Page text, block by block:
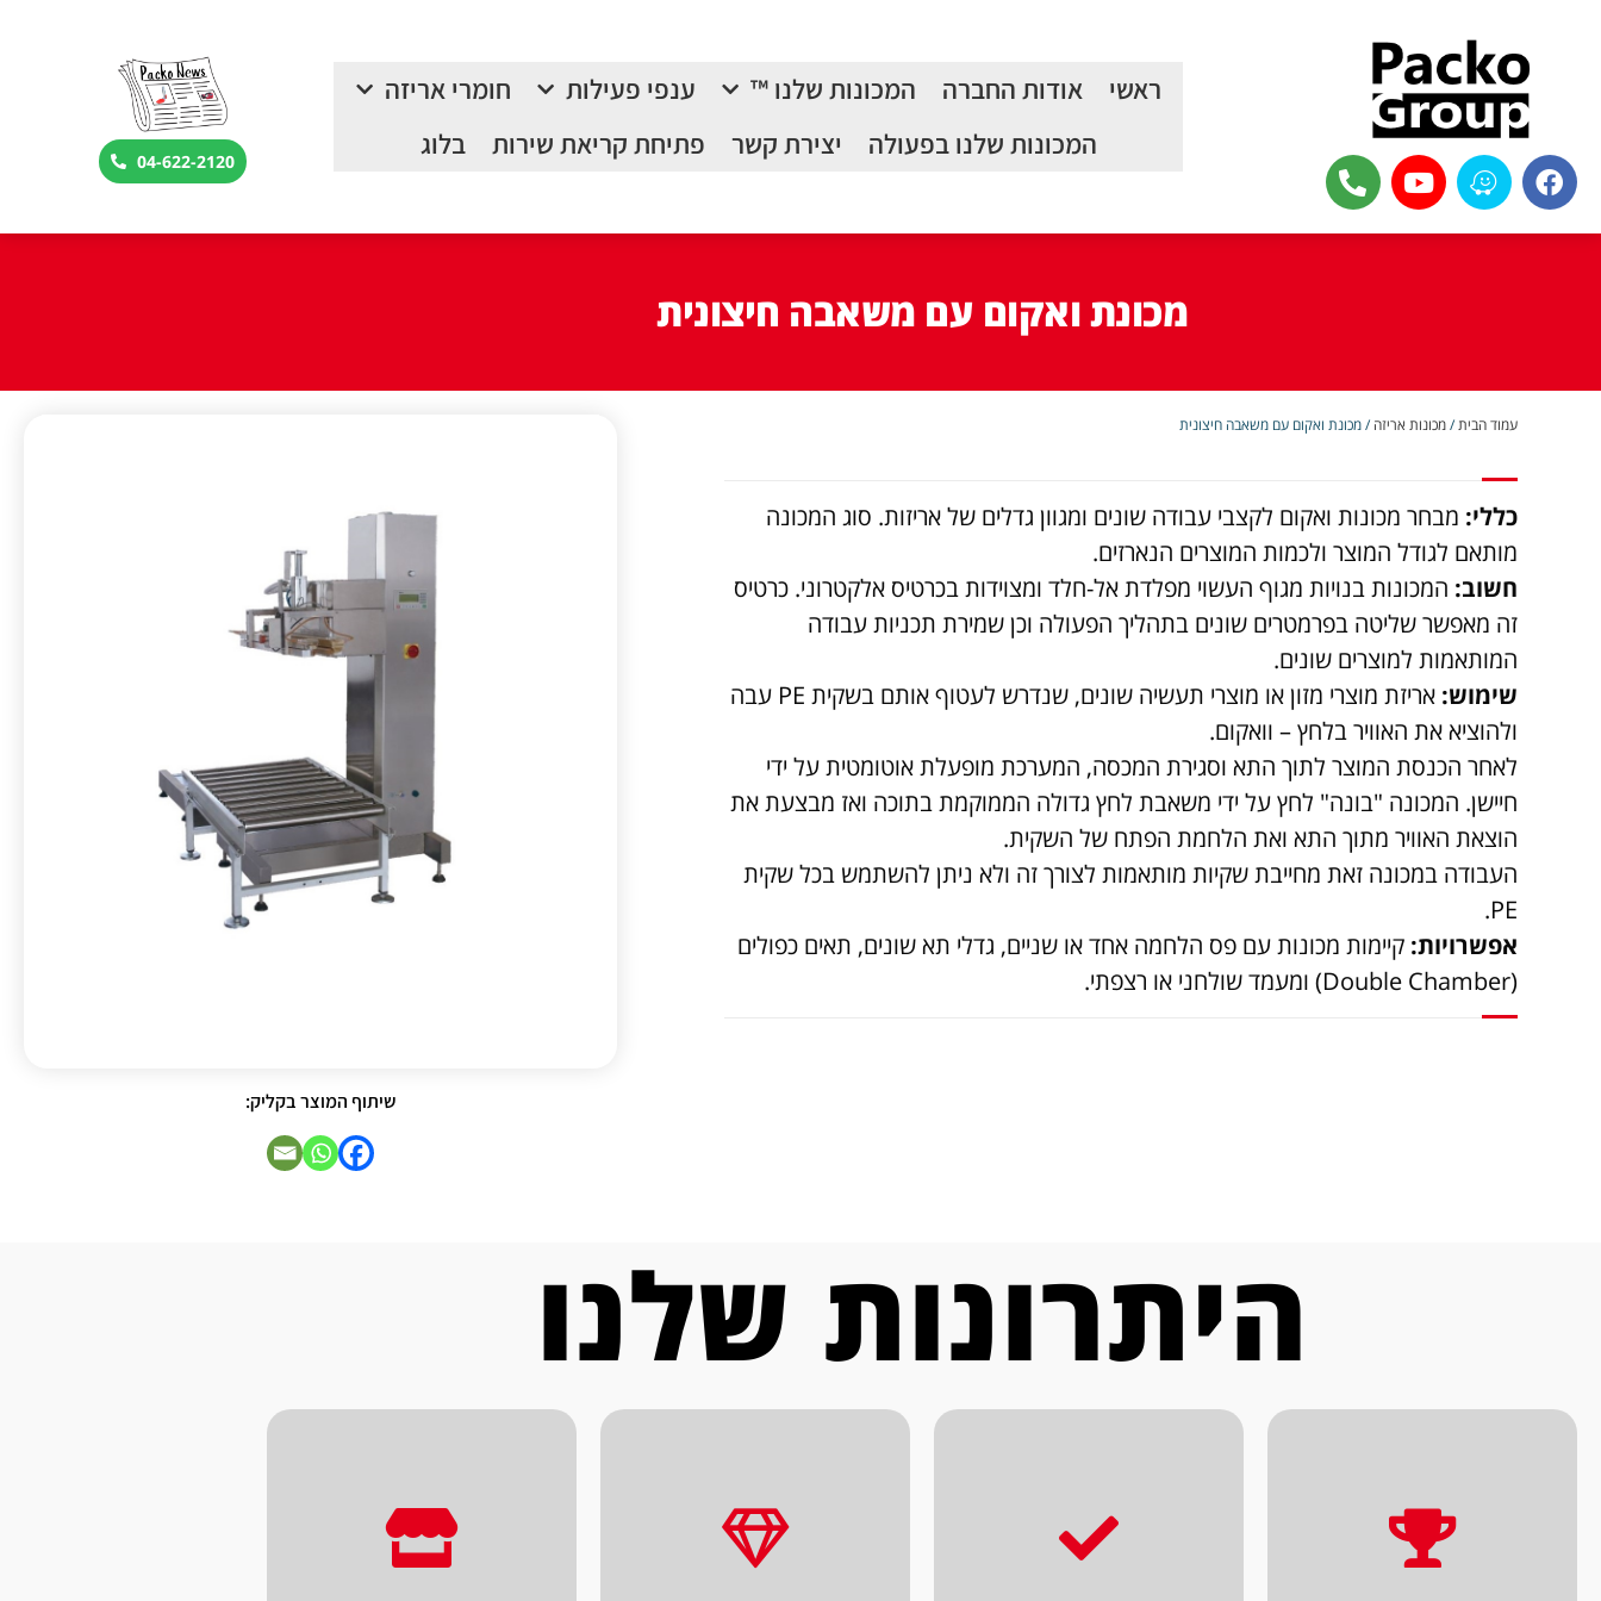
ראשי אודות החברה המכונות שלנו ™ ענפי פעילות
חומרי אריזה
המכונות שלנו בפעולה
יצירת קשר פתיחת קריאת שירות בלוג 04-622-2120
מכונת ואקום עם משאבה חיצונית
עמוד הבית/מכונות אריזה / מכונת ואקום עם משאבה חיצונית
כללי: מבחר מכונות ואקום לקצבי עבודה שונים ומגוון גדלים של אריזות. סוג המכונה
מותאם לגודל המוצר ולכמות המוצרים הנארזים.
חשוב: המכונות בנויות מגוף העשוי מפלדת אל-חלד ומצוידות בכרטיס אלקטרוני. כרטיס
זה מאפשר שליטה בפרמטרים שונים בתהליך הפעולה וכן שמירת תכניות עבודה
המותאמות למוצרים שונים.
שימוש:
אריזת מוצרי מזון או מוצרי תעשיה שונים, שנדרש לעטוף אותם בשקית PE עבה
ולהוציא את האוויר בלחץ – וואקום.
לאחר הכנסת המוצר לתוך התא וסגירת המכסה, המערכת מופעלת אוטומטית על ידי
חיישן. המכונה "בונה" לחץ על ידי משאבת לחץ גדולה הממוקמת בתוכה ואז מבצעת את
הוצאת האוויר מתוך התא ואת הלחמת הפתח של השקית.
העבודה במכונה זאת מחייבת שקיות מותאמות לצורך זה ולא ניתן להשתמש בכל שקית
PE.
אפשרויות: קיימות מכונות עם פס הלחמה אחד או שניים, גדלי תא שונים, תאים כפולים
(Double Chamber) ומעמד שולחני או רצפתי.
שיתוף המוצר בקליק:
היתרונות שלנו
בראייה העסקית,
המטרה שלנו להשיא ערך
לך הלקוח בכל בחירה
בוחנים את הנושא לעומק
ומאפשרים לך הלקוח
איכות ומחיר, מתוך כוונה
לתת לך הלקוח מכונות
מאוד של מגוון מכונות
וחומרי אריזה לאספקה
מידית, במטרה לתת מענה